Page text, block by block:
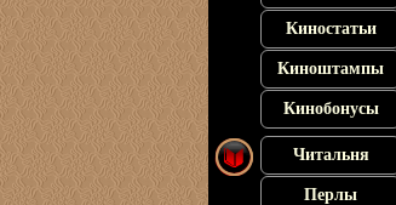
Киностатьи
Киноштампы
Кинобонусы
Читальня
Перлы